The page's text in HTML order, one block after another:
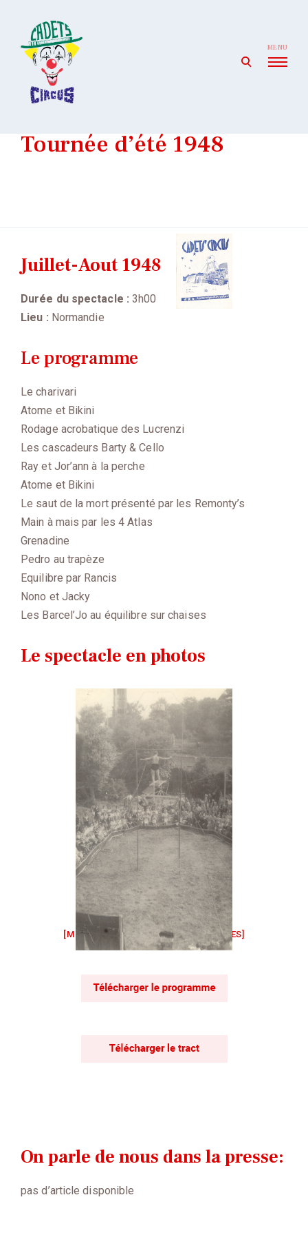
content
open
MENU
Tournée d’été 1948
Juillet-Aout 1948
Durée du spectacle : 3h00
Lieu : Normandie
Le programme
Le charivari
Atome et Bikini
Rodage acrobatique des Lucrenzi
Les cascadeurs Barty & Cello
Ray et Jor’ann à la perche
Atome et Bikini
Le saut de la mort présenté par les Remonty’s
Main à mais par les 4 Atlas
Grenadine
Pedro au trapèze
Equilibre par Rancis
Nono et Jacky
Les Barcel’Jo au équilibre sur chaises
Le spectacle en photos
[MONTRER SOUS FORME DE VIGNETTES]
On parle de nous dans la presse:
pas d’article disponible